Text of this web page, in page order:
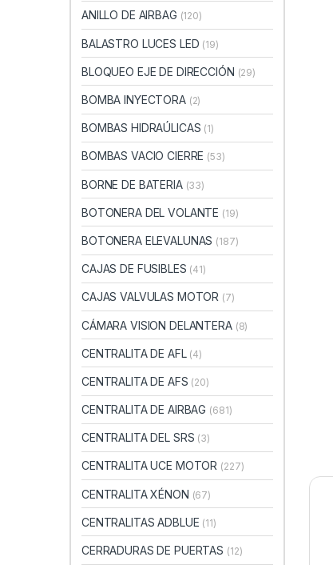
ANILLO DE AIRBAG (120)
BALASTRO LUCES LED (19)
BLOQUEO EJE DE DIRECCIÓN (29)
BOMBA INYECTORA (2)
BOMBAS HIDRAÚLICAS (1)
BOMBAS VACIO CIERRE (53)
BORNE DE BATERIA (33)
BOTONERA DEL VOLANTE (19)
BOTONERA ELEVALUNAS (187)
CAJAS DE FUSIBLES (41)
CAJAS VALVULAS MOTOR (7)
CÁMARA VISION DELANTERA (8)
CENTRALITA DE AFL (4)
CENTRALITA DE AFS (20)
CENTRALITA DE AIRBAG (681)
CENTRALITA DEL SRS (3)
CENTRALITA UCE MOTOR (227)
CENTRALITA XÉNON (67)
CENTRALITAS ADBLUE (11)
CERRADURAS DE PUERTAS (12)